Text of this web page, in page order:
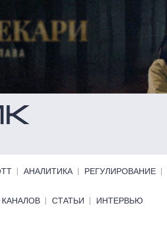
АНАЛИТИКА РЕГУЛИРОВАНИЕ
СТАТЬИ ИНТЕРВЬЮ